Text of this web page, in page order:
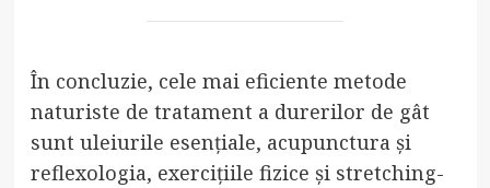
În concluzie, cele mai eficiente metode
naturiste de tratament a durerilor de gât
sunt uleiurile esențiale, acupunctura și
reflexologia, exercițiile fizice și stretching-